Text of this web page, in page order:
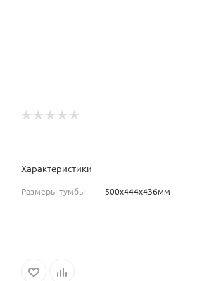
Характеристики
Размеры тумбы — 500x444x436мм